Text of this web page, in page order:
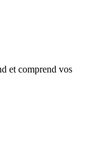
et comprend vos